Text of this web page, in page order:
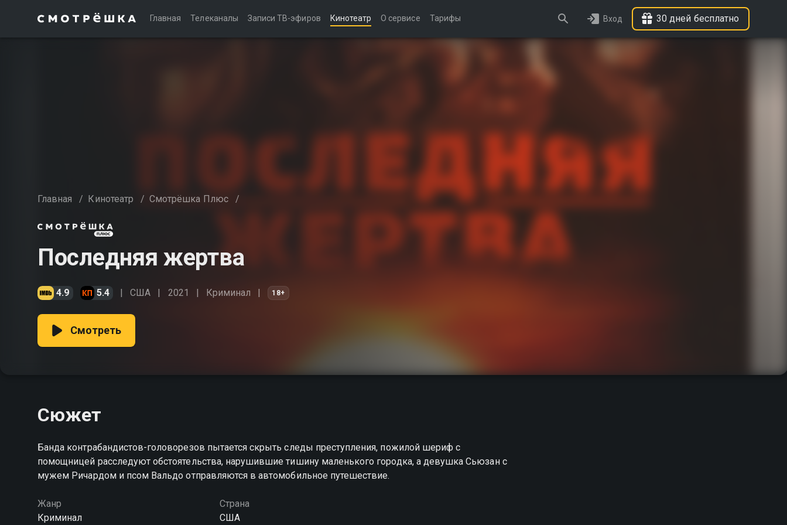
Главная Телеканалы Записи ТВ-эфиров Кинотеатр О сервисе Тарифы Вход 30 дней бесплатно
Главная / Кинотеатр / Смотрёшка Плюс /
Последняя жертва
4.9 5.4 США 2021 Криминал 18+
Смотреть
Сюжет
Банда контрабандистов-головорезов пытается скрыть следы преступления, пожилой шериф с
помощницей расследуют обстоятельства, нарушившие тишину маленького городка, а девушка Сьюзан с
мужем Ричардом и псом Вальдо отправляются в автомобильное путешествие.
Жанр
Криминал
Страна
США